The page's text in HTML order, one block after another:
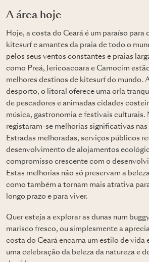
A área hoje
Hoje, a costa do Ceará é um paraíso para
kitesurf e amantes da praia de todo o
pelos seus ventos constantes e praias
como Preá, Jericoacoara e Camocim
melhores destinos de kitesurf do mundo.
desporto, o litoral oferece uma orla
de pescadores e animadas cidades
música, gastronomia e festivais culturais.
registaram-se melhorias significativas
Estradas melhoradas, serviços públicos
desenvolvimento de alojamentos
compromisso crescente com o
Estas melhorias não só preservam a
como também a tornam mais atrativa
longo prazo e para viver.
Quer esteja a explorar as dunas num
marisco fresco, ou simplesmente a
costa do Ceará encarna um estilo de vida
uma celebração da beleza da natureza e